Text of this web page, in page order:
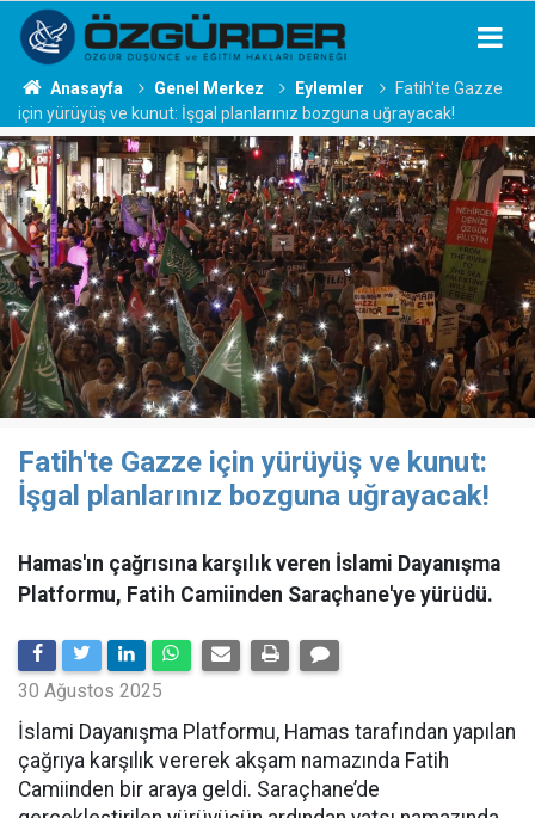
Anasayfa Genel Merkez Eylemler
Fatih'te Gazze
için yürüyüş ve kunut: İşgal planlarınız bozguna uğrayacak!
Fatih'te Gazze için yürüyüş ve kunut:
İşgal planlarınız bozguna uğrayacak!
Hamas'ın çağrısına karşılık veren İslami Dayanışma
Platformu, Fatih Camiinden Saraçhane'ye yürüdü.
30 Ağustos 2025
İslami Dayanışma Platformu, Hamas tarafından yapılan
çağrıya karşılık vererek akşam namazında Fatih
Camiinden bir araya geldi. Saraçhane’de